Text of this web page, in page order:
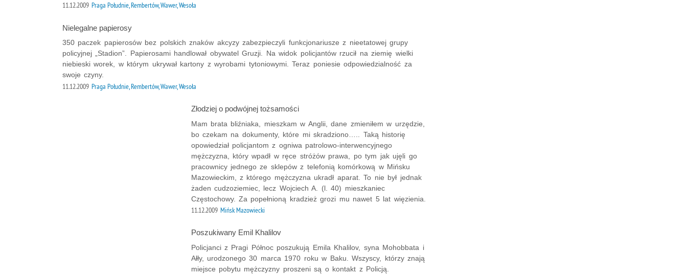
11.12.2009 Praga Południe, Rembertów, Wawer, Wesoła
Nielegalne papierosy
350 paczek papierosów bez polskich znaków akcyzy zabezpieczyli funkcjonariusze z nieetatowej grupy
policyjnej „Stadion”. Papierosami handlował obywatel Gruzji. Na widok policjantów rzucił na ziemię wielki
niebieski worek, w którym ukrywał kartony z wyrobami tytoniowymi. Teraz poniesie odpowiedzialność za
swoje czyny.
11.12.2009 Praga Południe, Rembertów, Wawer, Wesoła
Złodziej o podwójnej tożsamości
Mam brata bliźniaka, mieszkam w Anglii, dane zmieniłem w urzędzie,
bo czekam na dokumenty, które mi skradziono….. Taką historię
opowiedział policjantom z ogniwa patrolowo-interwencyjnego
mężczyzna, który wpadł w ręce stróżów prawa, po tym jak ujęli go
pracownicy jednego ze sklepów z telefonią komórkową w Mińsku
Mazowieckim, z którego mężczyzna ukradł aparat. To nie był jednak
żaden cudzoziemiec, lecz Wojciech A. (l. 40) mieszkaniec
Częstochowy. Za popełnioną kradzież grozi mu nawet 5 lat więzienia.
11.12.2009 Mińsk Mazowiecki
Poszukiwany Emil Khalilov
Policjanci z Pragi Północ poszukują Emila Khalilov, syna Mohobbata i
Ałły, urodzonego 30 marca 1970 roku w Baku. Wszyscy, którzy znają
miejsce pobytu mężczyzny proszeni są o kontakt z Policją.